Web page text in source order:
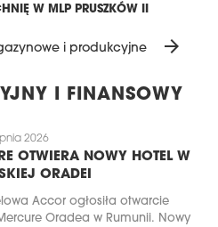
W MLP PRUSZKÓW II
i produkcyjne arrow_forward
I FINANSOWY
2026
OTWIERA NOWY HOTEL W
ORADEI
Accor ogłosiła otwarcie
Oradea w Rumunii. Nowy